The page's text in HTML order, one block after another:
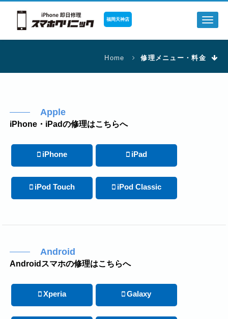
Toggle
福岡天神店
Home 修理メニュー・料金
Apple
iPhone・iPadの修理はこちらへ
iPhone iPad
iPod Touch iPod Classic
Android
Androidスマホの修理はこちらへ
Xperia Galaxy